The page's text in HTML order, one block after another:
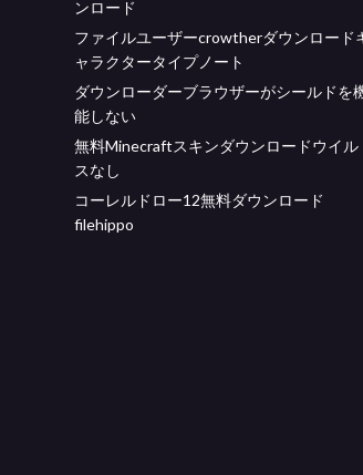
ンロード
ファイルユーザーcrowtherダウンロード
ャラクタータイプノート
ダウンローダーブラウザーがシールドを
能しない
無料Minecraftスキンダウンロードウイル
スなし
コーレルドロー12無料ダウンロード
filehippo